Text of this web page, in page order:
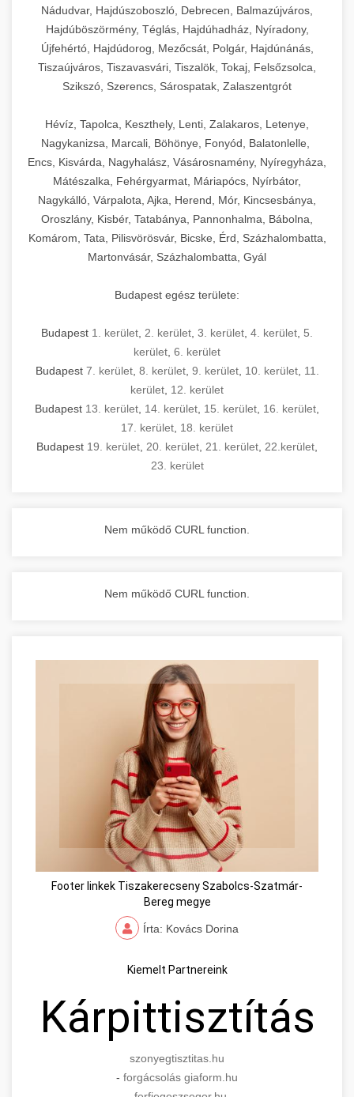
Nádudvar, Hajdúszoboszló, Debrecen, Balmazújváros,
Hajdúböszörmény, Téglás, Hajdúhadház, Nyíradony,
Újfehértó, Hajdúdorog, Mezőcsát, Polgár, Hajdúnánás,
Tiszaújváros, Tiszavasvári, Tiszalök, Tokaj, Felsőzsolca,
Szikszó, Szerencs, Sárospatak, Zalaszentgrót
Hévíz, Tapolca, Keszthely, Lenti, Zalakaros, Letenye,
Nagykanizsa, Marcali, Böhönye, Fonyód, Balatonlelle,
Encs, Kisvárda, Nagyhalász, Vásárosnamény, Nyíregyháza,
Mátészalka, Fehérgyarmat, Máriapócs, Nyírbátor,
Nagykálló, Várpalota, Ajka, Herend, Mór, Kincsesbánya,
Oroszlány, Kisbér, Tatabánya, Pannonhalma, Bábolna,
Komárom, Tata, Pilisvörösvár, Bicske, Érd, Százhalombatta,
Martonvásár, Százhalombatta, Gyál
Budapest egész területe:
Budapest 1. kerület 2. kerület 3. kerület 4. kerület 5.
kerület 6. kerület
Budapest 7. kerület, 8. kerület, 9. kerület, 10. kerület, 11.
kerület 12. kerület
Budapest 13. kerület 14. kerület 15. kerület 16. kerület
17. kerület 18. kerület
Budapest 19. kerület 20. kerület 21. kerület 22.kerület
23. kerület
Nem működő CURL function.
Nem működő CURL function.
Footer linkek Tiszakerecseny Szabolcs-Szatmár-
Bereg megye
Írta: Kovács Dorina
Kiemelt Partnereink
Kárpittisztítás
szonyegtisztitas.hu
- forgácsolás giaform.hu